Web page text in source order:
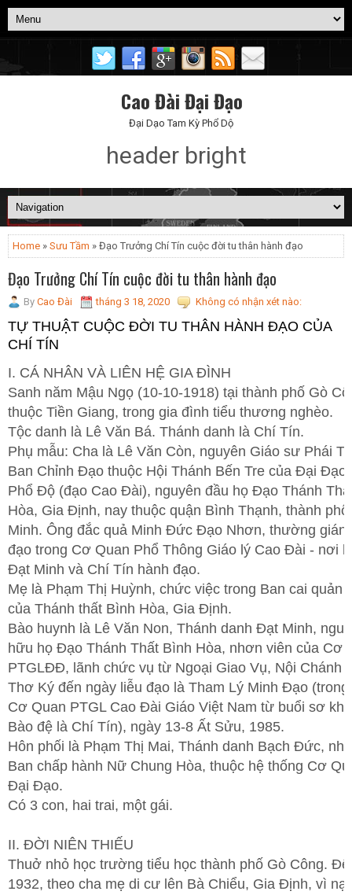
Cao Đài Đại Đạo
Đại Dạo Tam Kỳ Phổ Dộ
header bright
Home » Sưu Tầm » Đạo Trưởng Chí Tín cuộc đời tu thân hành đạo
Đạo Trưởng Chí Tín cuộc đời tu thân hành đạo
By Cao Đài tháng 3 18, 2020 Không có nhận xét nào:
TỰ THUẬT CUỘC ĐỜI TU THÂN HÀNH ĐẠO CỦA
CHÍ TÍN
I. CÁ NHÂN VÀ LIÊN HỆ GIA ĐÌNH
Sanh năm Mậu Ngọ (10-10-1918) tại thành phố Gò
thuộc Tiền Giang, trong gia đình tiểu thương nghèo.
Tộc danh là Lê Văn Bá. Thánh danh là Chí Tín.
Phụ mẫu: Cha là Lê Văn Còn, nguyên Giáo sư Phái
Ban Chỉnh Đạo thuộc Hội Thánh Bến Tre của Đại Đạo
Phổ Độ (đạo Cao Đài), nguyên đầu họ Đạo Thánh
Hòa, Gia Định, nay thuộc quận Bình Thạnh, thành
Minh. Ông đắc quả Minh Đức Đạo Nhơn, thường
đạo trong Cơ Quan Phổ Thông Giáo lý Cao Đài - nơi
Đạt Minh và Chí Tín hành đạo.
Mẹ là Phạm Thị Huỳnh, chức việc trong Ban cai quản
của Thánh thất Bình Hòa, Gia Định.
Bào huynh là Lê Văn Non, Thánh danh Đạt Minh,
hữu họ Đạo Thánh Thất Bình Hòa, nhơn viên của Cơ
PTGLĐĐ, lãnh chức vụ từ Ngoại Giao Vụ, Nội Chánh
Thơ Ký đến ngày liễu đạo là Tham Lý Minh Đạo
Cơ Quan PTGL Cao Đài Giáo Việt Nam từ buổi sơ
Bào đệ là Chí Tín), ngày 13-8 Ất Sửu, 1985.
Hôn phối là Phạm Thị Mai, Thánh danh Bạch Đức,
Ban chấp hành Nữ Chung Hòa, thuộc hệ thống Cơ
Đại Đạo.
Có 3 con, hai trai, một gái.
II. ĐỜI NIÊN THIẾU
Thuở nhỏ học trường tiểu học thành phố Gò Công.
1932, theo cha mẹ di cư lên Bà Chiểu, Gia Định, vì